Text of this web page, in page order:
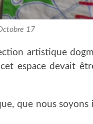
17
artistique
espace devait
que nous